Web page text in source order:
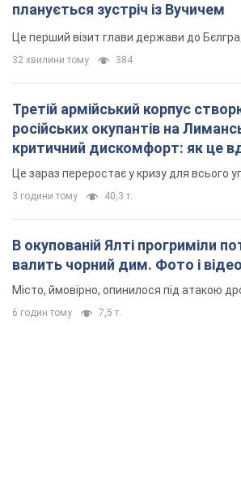
планується зустріч із Вучичем
Це перший візит глави держави до
32 хвилини тому 384
Третій армійський корпус
російських окупантів на
критичний дискомфорт: як це
Це зараз переростає у кризу для всього
3 години тому 40,3 т.
В окупованій Ялті прогриміли
валить чорний дим. Фото і відео
Місто, ймовірно, опинилося під атакою
6 годин тому 7,5 т.